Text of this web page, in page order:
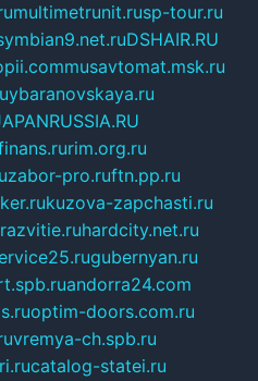
multimetrunit.rusp-tour.ru
DSHAIR.RU
musavtomat.msk.ru
ybaranovskaya.ru
rim.org.ru
zabor-pro.ruftn.pp.ru
kuzova-zapchasti.ru
hardcity.net.ru
gubernyan.ru
andorra24.com
optim-doors.com.ru
vremya-ch.spb.ru
catalog-statei.ru